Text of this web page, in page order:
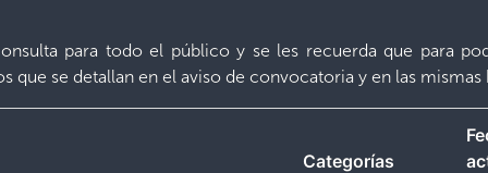
para todo el público y se les recuerda que para
que se detallan en el aviso de convocatoria y en las
Categorías